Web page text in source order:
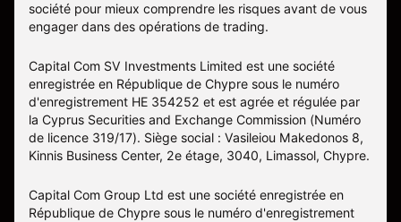
société pour mieux comprendre les risques avant de vous
engager dans des opérations de trading.
Capital Com SV Investments Limited est une société
enregistrée en République de Chypre sous le numéro
d'enregistrement HE 354252 et est agrée et régulée par
la Cyprus Securities and Exchange Commission (Numéro
de licence 319/17). Siège social : Vasileiou Makedonos 8,
Kinnis Business Center, 2e étage, 3040, Limassol, Chypre.
Capital Com Group Ltd est une société enregistrée en
République de Chypre sous le numéro d'enregistrement